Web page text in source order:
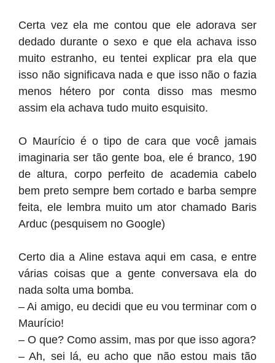
Certa vez ela me contou que ele adorava ser
dedado durante o sexo e que ela achava isso
muito estranho, eu tentei explicar pra ela que
isso não significava nada e que isso não o fazia
menos hétero por conta disso mas mesmo
assim ela achava tudo muito esquisito.
O Maurício é o tipo de cara que você jamais
imaginaria ser tão gente boa, ele é branco, 190
de altura, corpo perfeito de academia cabelo
bem preto sempre bem cortado e barba sempre
feita, ele lembra muito um ator chamado Baris
Arduc (pesquisem no Google)
Certo dia a Aline estava aqui em casa, e entre
várias coisas que a gente conversava ela do
nada solta uma bomba.
– Ai amigo, eu decidi que eu vou terminar com o
Maurício!
– O que? Como assim, mas por que isso agora?
– Ah, sei lá, eu acho que não estou mais tão